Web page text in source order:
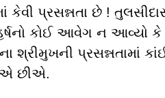
કેવી પ્રસન્નતા છે !
કોઈ આવેગ ન આવ્યો
શ્રીમુખની પ્રસન્નતામાં
છીએ.